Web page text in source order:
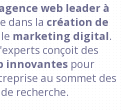
web leader à
dans la création de
marketing digital.
conçoit des
innovantes pour
au sommet des
recherche.